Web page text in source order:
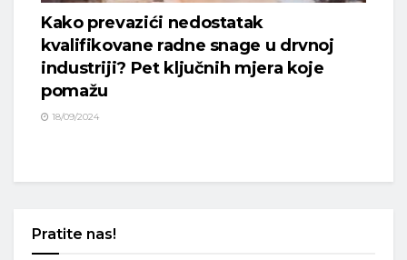
Kako prevazići nedostatak
kvalifikovane radne snage u drvnoj
industriji? Pet ključnih mjera koje
pomažu
18/09/2024
Pratite nas!